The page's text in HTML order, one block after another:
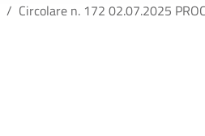
Circolare n. 172 02.07.2025